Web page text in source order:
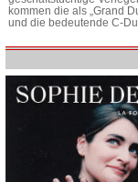
kommen die als „Grand
und die bedeutende C-